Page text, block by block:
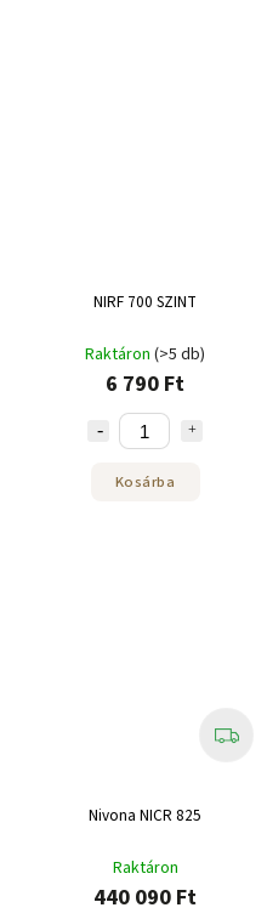
NIRF 700 SZINT
Raktáron (>5 db)
6 790 Ft
Kosárba
Nivona NICR 825
Raktáron
440 090 Ft